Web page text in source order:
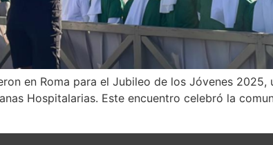
en Roma para el Jubileo de los Jóvenes
Hospitalarias. Este encuentro celebró la